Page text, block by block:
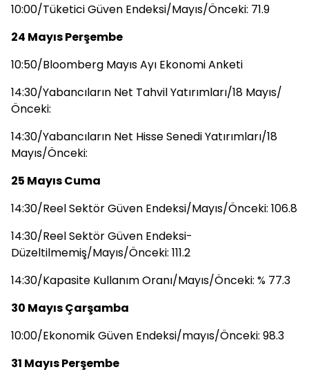
10:00/Tüketici Güven Endeksi/Mayıs/Önceki: 71.9
24 Mayıs Perşembe
10:50/Bloomberg Mayıs Ayı Ekonomi Anketi
14:30/Yabancıların Net Tahvil Yatırımları/18 Mayıs/
Önceki:
14:30/Yabancıların Net Hisse Senedi Yatırımları/18
Mayıs/Önceki:
25 Mayıs Cuma
14:30/Reel Sektör Güven Endeksi/Mayıs/Önceki: 106.8
14:30/Reel Sektör Güven Endeksi-
Düzeltilmemiş/Mayıs/Önceki: 111.2
14:30/Kapasite Kullanım Oranı/Mayıs/Önceki: % 77.3
30 Mayıs Çarşamba
10:00/Ekonomik Güven Endeksi/mayıs/Önceki: 98.3
31 Mayıs Perşembe